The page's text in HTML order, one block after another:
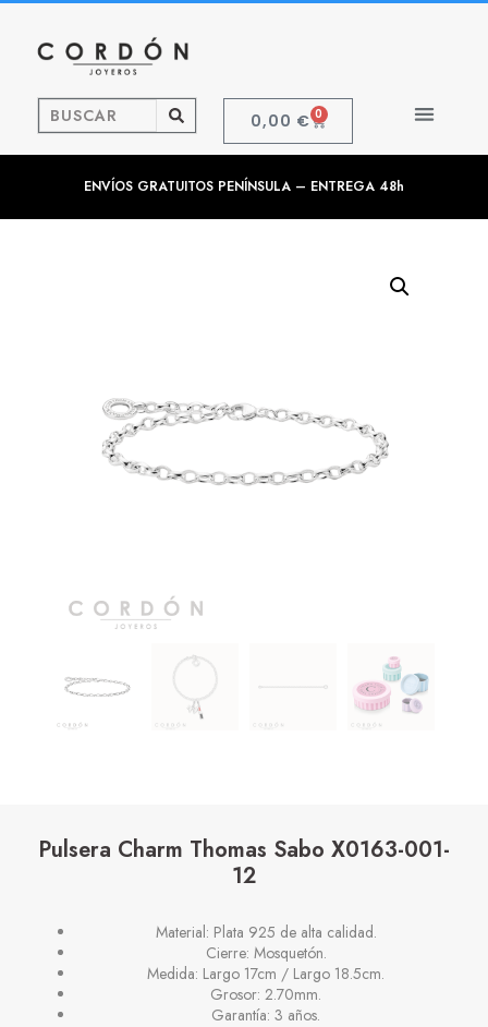
0,00 € 0
ENVÍOS GRATUITOS PENÍNSULA – ENTREGA 48h
Pulsera Charm Thomas Sabo X0163-001-
12
Material: Plata 925 de alta calidad.
Cierre: Mosquetón.
Medida: Largo 17cm / Largo 18.5cm.
Grosor: 2.70mm.
Garantía: 3 años.